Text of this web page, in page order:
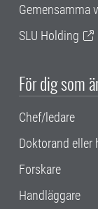
Gemensamma
SLU Holding
För dig som
Chef/ledare
Doktorand eller
Forskare
Handläggare